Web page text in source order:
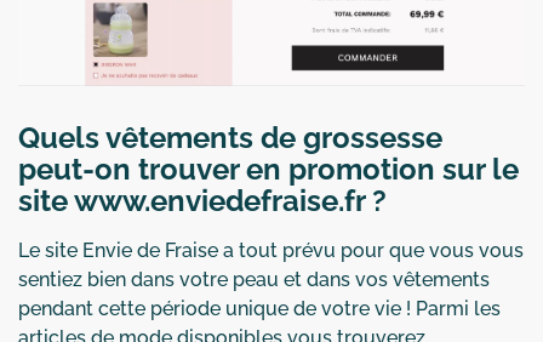
Quels vêtements de grossesse
peut-on trouver en promotion sur le
site www.enviedefraise.fr ?
Le site Envie de Fraise a tout prévu pour que vous vous
sentiez bien dans votre peau et dans vos vêtements
pendant cette période unique de votre vie ! Parmi les
articles de mode disponibles vous trouverez